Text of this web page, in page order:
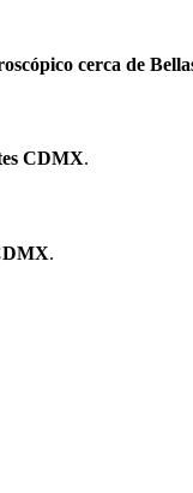
cerca de
CDMX.
.